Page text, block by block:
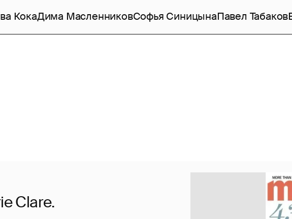
КокаДима МасленниковСофья СиницынаПавел Табаков
Clare.